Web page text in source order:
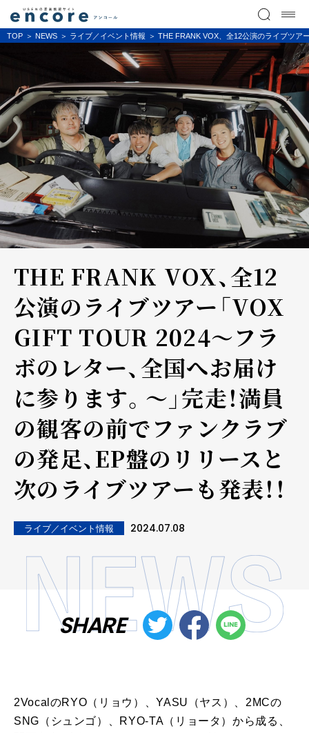
TOP NEWS ライブ／イベント情報 THE FRANK VOX、全12公演のライブツア
THE FRANK VOX、全12
公演のライブツアー「VOX
GIFT TOUR 2024〜フラ
ボのレター、全国へお届け
に参ります。～」完走！満員
の観客の前でファンクラブ
の発足、EP盤のリリースと
次のライブツアーも発表！！
ライブ／イベント情報 2024.07.08
SHARE
2VocalのRYO（リョウ）、YASU（ヤス）、2MCの
SNG（シュンゴ）、RYO-TA（リョータ）から成る、